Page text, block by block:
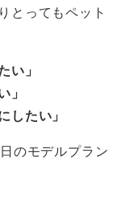
とってもペット
い」
」
したい」
のモデルプラン